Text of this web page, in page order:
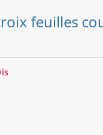
feuilles